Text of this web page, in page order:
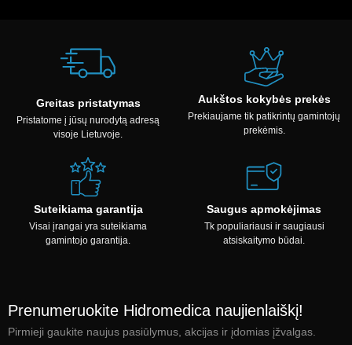
Greitas pristatymas
Pristatome į jūsų nurodytą adresą
visoje Lietuvoje.
Aukštos kokybės prekės
Prekiaujame tik patikrintų gamintojų
prekėmis.
Suteikiama garantija
Visai įrangai yra suteikiama
gamintojo garantija.
Saugus apmokėjimas
Tk populiariausi ir saugiausi
atsiskaitymo būdai.
Prenumeruokite Hidromedica naujienlaiškį!
Pirmieji gaukite naujus pasiūlymus, akcijas ir įdomias įžvalgas.